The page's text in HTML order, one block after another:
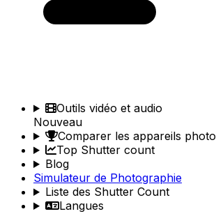
Outils vidéo et audio
Nouveau
Comparer les appareils photo
Top Shutter count
Blog
Simulateur de Photographie
Liste des Shutter Count
Langues